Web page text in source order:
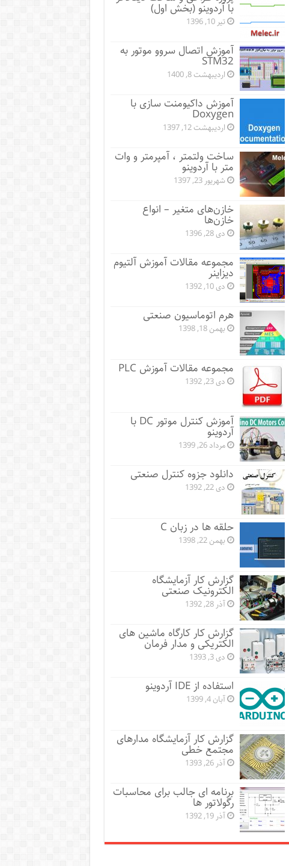
با آردوینو (بخش اول)
تیر 10, 1396
آموزش اتصال سروو موتور به
STM32
اردیبهشت 8, 1400
آموزش داکیومنت سازی با
Doxygen
اردیبهشت 12, 1397
ساخت ولتمتر ، آمپرمتر و وات
متر با آردوینو
شهریور 23, 1397
خازن‌های متغیر – انواع
خازن‌ها
دی 28, 1396
مجموعه مقالات آموزش آلتیوم
دیزاینر
دی 10, 1392
هرم اتوماسیون صنعتی
بهمن 18, 1398
مجموعه مقالات آموزش PLC
دی 23, 1392
آموزش کنترل موتور DC با
آردوینو
مرداد 26, 1399
دانلود جزوه کنترل صنعتی
دی 22, 1392
حلقه ها در زبان C
بهمن 22, 1398
گزارش کار آزمایشگاه
الکترونیک صنعتی
آذر 28, 1392
گزارش کار کارگاه ماشین های
الکتریکی و مدار فرمان
دی 3, 1393
استفاده از IDE آردوینو
آبان 4, 1399
گزارش کار آزمایشگاه مدارهای
مجتمع خطی
آذر 26, 1393
برنامه ای جالب برای محاسبات
رگولاتور ها
آذر 19, 1392